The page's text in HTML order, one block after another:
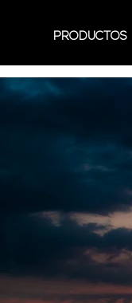
PRODUCTOS